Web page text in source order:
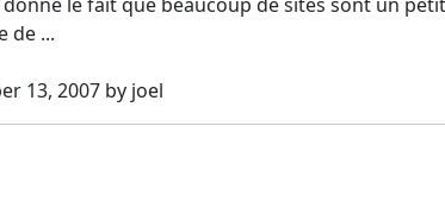
de ...
13, 2007 by joel